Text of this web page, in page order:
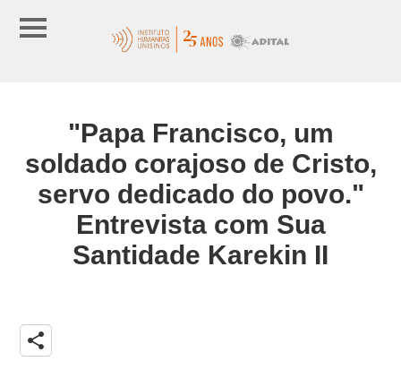
"Papa Francisco, um
soldado corajoso de Cristo,
servo dedicado do povo."
Entrevista com Sua
Santidade Karekin II
share